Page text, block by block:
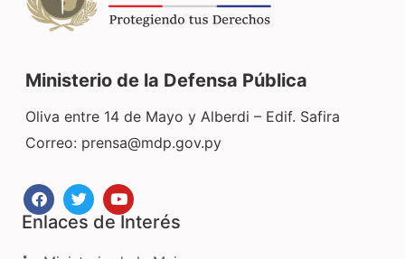
Ministerio de la Defensa Pública
Oliva entre 14 de Mayo y Alberdi – Edif. Safira
Correo: prensa@mdp.gov.py
Enlaces de Interés